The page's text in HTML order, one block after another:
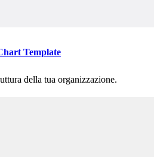
Template
della tua organizzazione.